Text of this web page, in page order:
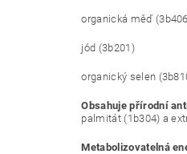
organická měď
jód (3b201)
organický selen
Obsahuje přírodní
palmitát (1b304) a
Metabolizovatelná